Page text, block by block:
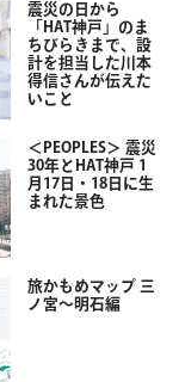
震災の日から
「HAT神戸」のま
ちびらきまで、設
計を担当した川本
得信さんが伝えた
いこと
＜PEOPLES＞ 震災
30年とHAT神戸 1
月17日・18日に生
まれた景色
旅かもめマップ 三
ノ宮〜明石編